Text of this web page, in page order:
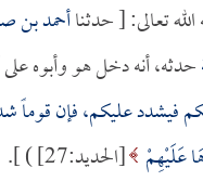
تعالى: [ حدثناأحمد بن
حدثه، أنه دخل هو وأبوه على
فيشدد عليكم، فإن قوماً
عَلَيْهِمْ [الحديد:27] ) ].